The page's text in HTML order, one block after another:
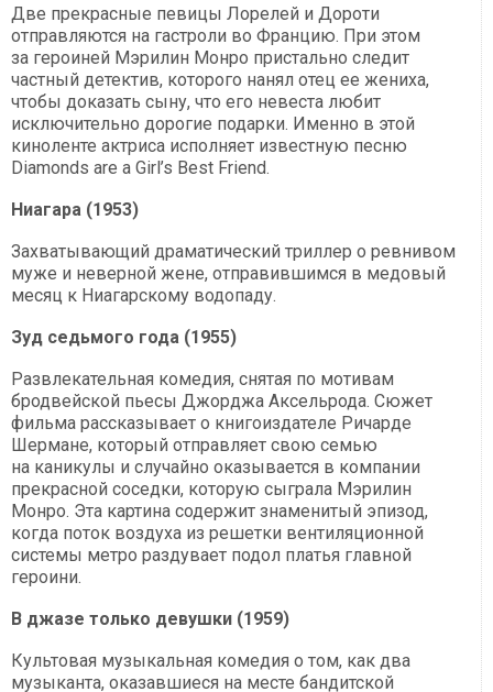
Две прекрасные певицы Лорелей и Дороти
отправляются на гастроли во Францию. При этом
за героиней Мэрилин Монро пристально следит
частный детектив, которого нанял отец ее жениха,
чтобы доказать сыну, что его невеста любит
исключительно дорогие подарки. Именно в этой
киноленте актриса исполняет известную песню
Diamonds are a Girl’s Best Friend.
Ниагара (1953)
Захватывающий драматический триллер о ревнивом
муже и неверной жене, отправившимся в медовый
месяц к Ниагарскому водопаду.
Зуд седьмого года (1955)
Развлекательная комедия, снятая по мотивам
бродвейской пьесы Джорджа Аксельрода. Сюжет
фильма рассказывает о книгоиздателе Ричарде
Шермане, который отправляет свою семью
на каникулы и случайно оказывается в компании
прекрасной соседки, которую сыграла Мэрилин
Монро. Эта картина содержит знаменитый эпизод,
когда поток воздуха из решетки вентиляционной
системы метро раздувает подол платья главной
героини.
В джазе только девушки (1959)
Культовая музыкальная комедия о том, как два
музыканта, оказавшиеся на месте бандитской